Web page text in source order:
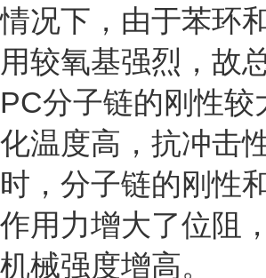
情况下，由于苯环
用较氧基强烈，故
PC分子链的刚性较
化温度高，抗冲击
时，分子链的刚性
作用力增大了位阻
机械强度增高。